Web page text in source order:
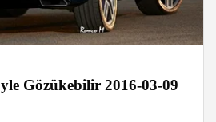
Gözükebilir 2016-03-09